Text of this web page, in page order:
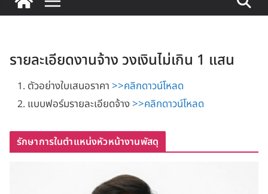
รายละเอียดงานจ้าง วงเงินไม่เกิน 1 แสน
ตัวอย่างใบเสนอราคา>>คลิกดาวน์โหลด
แบบฟอร์มรายละเอียดจ้าง>>คลิกดาวน์โหลด
รักษาการในตำแหน่งหัวหน้างานพัสดุ